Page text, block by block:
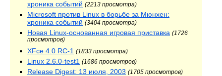
хроника событий (2213 просмотра)
Microsoft против Linux в борьбе за Мюнхен:
хроника событий (3404 просмотра)
Новая Linux-основанная игровая приставка (1726
просмотров)
XFce 4.0 RC-1 (1833 просмотра)
Linux 2.6.0-test1 (1686 просмотров)
Release Digest: 13 июля, 2003 (1705 просмотров)